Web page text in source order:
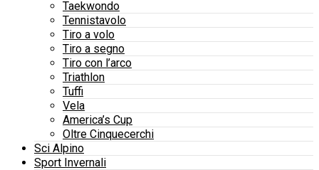
Taekwondo
Tennistavolo
Tiro a volo
Tiro a segno
Tiro con l’arco
Triathlon
Tuffi
Vela
America’s Cup
Oltre Cinquecerchi
Sci Alpino
Sport Invernali